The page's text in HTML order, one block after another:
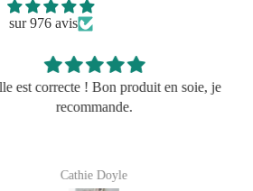
sur 976 avis
! Bon produit en soie, je
recommande.
Cathie Doyle